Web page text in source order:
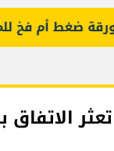
ضغط أم فخ
الاتفاق